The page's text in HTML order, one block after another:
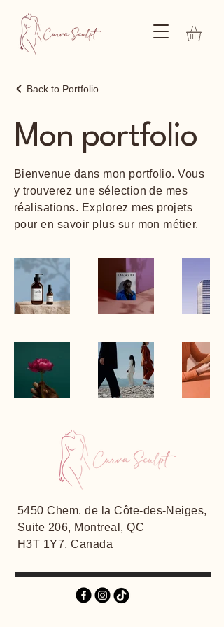
Back to Portfolio
Mon portfolio
Bienvenue dans mon portfolio. Vous
y trouverez une sélection de mes
réalisations. Explorez mes projets
pour en savoir plus sur mon métier.
5450 Chem. de la Côte-des-Neiges,
Suite 206, Montreal, QC
H3T 1Y7, Canada